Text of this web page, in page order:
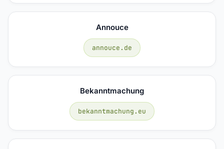
Annouce
annouce.de
Bekanntmachung
bekanntmachung.eu